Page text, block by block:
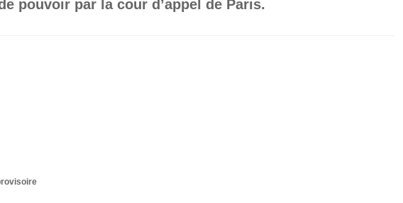
pouvoir par la cour d’appel de Paris.